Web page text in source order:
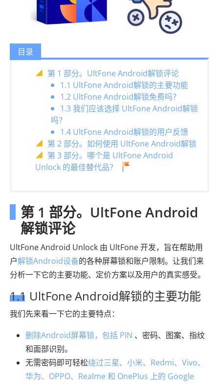
目录
第 1 部分。UltFone Android解锁评论
1.1 UltFone Android解锁的主要功能
1.2 UltFone Android解锁免费吗？
1.3 我们应该选择 UltFone Android解锁
吗？
1.4 UltFone Android解锁的用户反馈
第 2 部分。如何使用 UltFone Android解锁
第 3 部分。哪个是 UltFone Android
Unlock 的最佳替代品？
第 1 部分。UltFone Android
解锁评论
UltFone Android Unlock 由 UltFone 开发，旨在帮助用
户解锁Android设备的各种屏幕锁和账户限制。让我们来
分析一下它的主要功能、定价方案以及用户的真实感受。
1.1 UltFone Android解锁的主要功能
我们先来看一下它的主要特点：
删除Android屏幕锁，包括 PIN 、密码、图案、指纹
和面部识别。
无需密码即可轻松绕过三星、小米、Redmi、Vivo、
华为、OPPO、Realme 和 OnePlus 上的 Google